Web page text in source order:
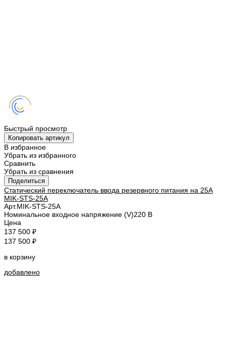
Быстрый просмотр
Копировать артикул
В избранное
Убрать из избранного
Сравнить
Убрать из сравнения
Поделиться
Статический переключатель ввода резервного питания на 25А
MIK-STS-25A
Арт.MIK-STS-25A
Номинальное входное напряжение (V)220 В
Цена
137 500 ₽
137 500 ₽
в корзину
добавлено